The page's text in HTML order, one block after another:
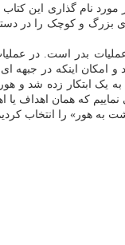
نام گذاری این
و کوچک را در
بدر است. در
اینکه در جبهه
ابتکار زده شد و هور
که همان اهداف یا
به هور» را انتخاب